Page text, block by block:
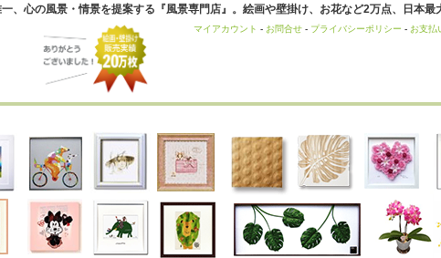
一、心の風景・情景を提案する『風景専門店』。絵画や壁掛け、お花など2万点、日本
マイアカウント - お問合せ - プライバシーポリシー - お支払